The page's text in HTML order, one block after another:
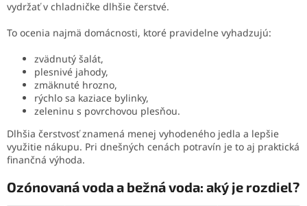
vydržať v chladničke dlhšie čerstvé.
To ocenia najmä domácnosti, ktoré pravidelne vyhadzujú:
zvädnutý šalát,
plesnivé jahody,
zmäknuté hrozno,
rýchlo sa kaziace bylinky,
zeleninu s povrchovou plesňou.
Dlhšia čerstvosť znamená menej vyhodeného jedla a lepšie
využitie nákupu. Pri dnešných cenách potravín je to aj praktická
finančná výhoda.
Ozónovaná voda a bežná voda: aký je rozdiel?